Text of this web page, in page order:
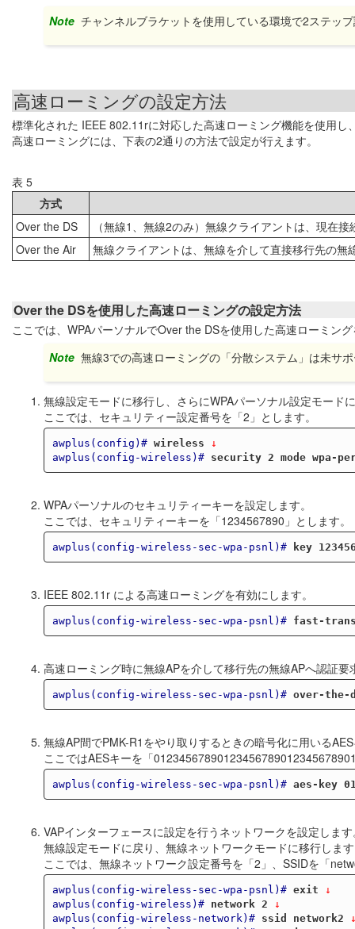
Note チャンネルブラケットを使用している環境で2ステッ
高速ローミングの設定方法
標準化された IEEE 802.11rに対応した高速ローミング機能を使用
高速ローミングには、下表の2通りの方法で設定が行えます。
表 5
方式
Over the DS
（無線1、無線2のみ）無線クライアントは、現在
Over the Air
無線クライアントは、無線を介して直接移行先の無
Over the DSを使用した高速ローミングの設定方法
ここでは、WPAパーソナルでOver the DSを使用した高速ローミン
Note 無線3での高速ローミングの「分散システム」は未サ
無線設定モードに移行し、さらにWPAパーソナル設定モード
ここでは、セキュリティー設定番号を「2」とします。
awplus(config)# wireless ↓
awplus(config-wireless)#
security 2 mode wpa-
WPAパーソナルのセキュリティーキーを設定します。
ここでは、セキュリティーキーを「1234567890」とします。
awplus(config-wireless-sec-wpa-psnl)# key
IEEE 802.11r による高速ローミングを有効にします。
awplus(config-wireless-sec-wpa-psnl)# fast-
高速ローミング時に無線APを介して移行先の無線APへ認証
awplus(config-wireless-sec-wpa-psnl)# over-the-
無線AP間でPMK-R1をやり取りするときの暗号化に用いる
ここではAESキーを「
awplus(config-wireless-sec-wpa-psnl)# aes-key
VAPインターフェースに設定を行うネットワークを設定しま
無線設定モードに戻り、無線ネットワークモードに移行しま
ここでは、無線ネットワーク設定番号を「2」、SSIDを「
awplus(config-wireless-sec-wpa-psnl)# exit ↓
awplus(config-wireless)#
network 2 ↓
awplus(config-wireless-network)#
ssid network2